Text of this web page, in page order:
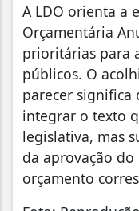
A LDO orienta a
Orçamentária
prioritárias para
públicos. O
parecer significa
integrar o texto
legislativa, mas
da aprovação
orçamento